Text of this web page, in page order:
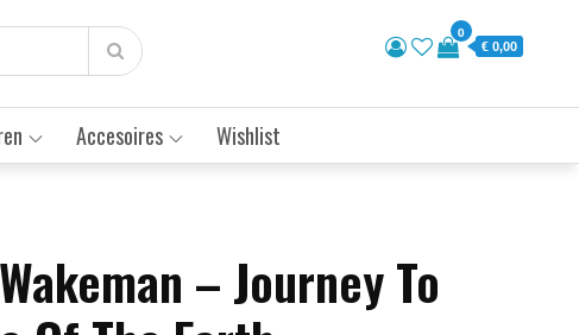
0
€ 0,00
Accesoires Wishlist
– Journey To